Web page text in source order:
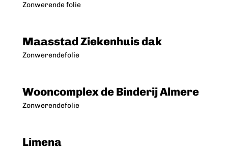
Zonwerende folie
Maasstad Ziekenhuis dak
Zonwerendefolie
Wooncomplex de Binderij Almere
Zonwerendefolie
Limena